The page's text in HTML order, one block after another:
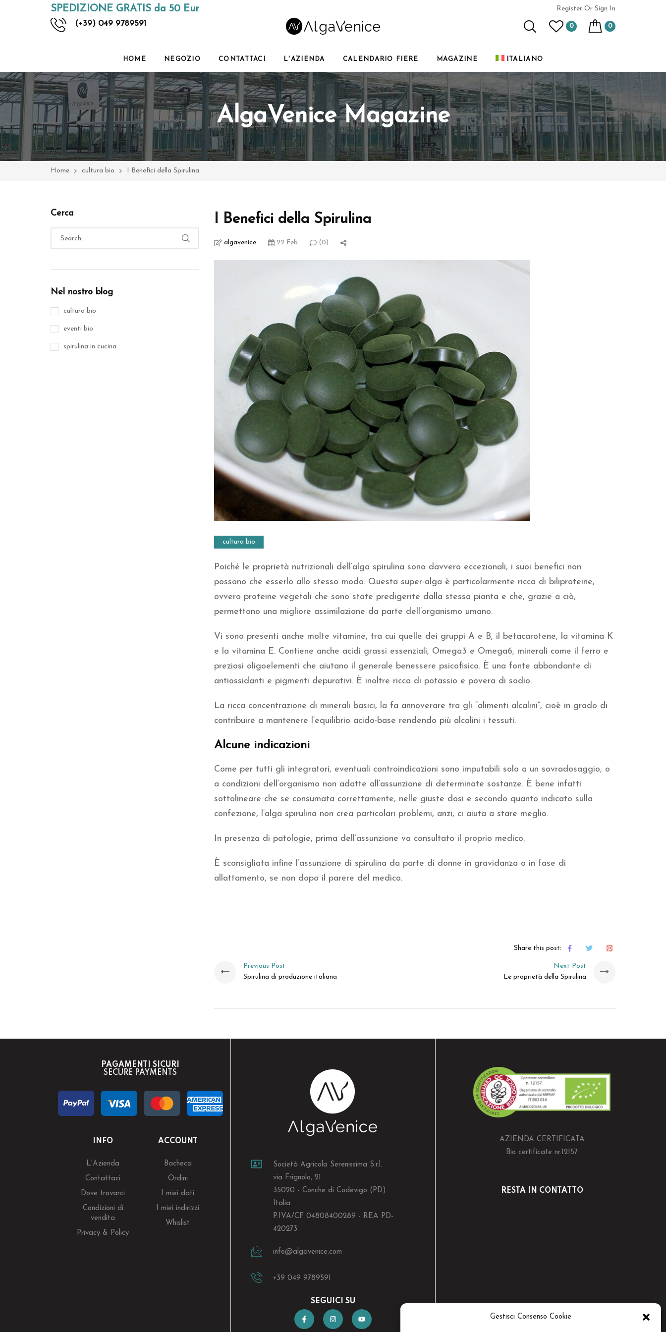
Gestisci Consenso Cookie
SPEDIZIONE GRATIS da 50 Eur Register Or Sign In
(+39) 049 9789591 0 0
HOME NEGOZIO CONTATTACI L'AZIENDA CALENDARIO FIERE MAGAZINE ITALIANO
AlgaVenice Magazine
Home cultura bio I Benefici della Spirulina
I Benefici della Spirulina
algavenice 22 Feb (0)
cultura bio
Poiché le proprietà nutrizionali dell’alga spirulina sono davvero eccezionali, i suoi benefici non
possono che esserlo allo stesso modo. Questa super-alga è particolarmente ricca di biliproteine,
ovvero proteine vegetali che sono state predigerite dalla stessa pianta e che, grazie a ciò,
permettono una migliore assimilazione da parte dell’organismo umano.
Vi sono presenti anche molte vitamine, tra cui quelle dei gruppi A e B, il betacarotene, la vitamina K
e la vitamina E. Contiene anche acidi grassi essenziali, Omega3 e Omega6, minerali come il ferro e
preziosi oligoelementi che aiutano il generale benessere psicofisico. È una fonte abbondante di
antiossidanti e pigmenti depurativi. È inoltre ricca di potassio e povera di sodio.
La ricca concentrazione di minerali basici, la fa annoverare tra gli “alimenti alcalini”, cioè in grado di
contribuire a mantenere l’equilibrio acido-base rendendo più alcalini i tessuti.
Alcune indicazioni
Come per tutti gli integratori, eventuali controindicazioni sono imputabili solo a un sovradosaggio, o
a condizioni dell’organismo non adatte all’assunzione di determinate sostanze. È bene infatti
sottolineare che se consumata correttamente, nelle giuste dosi e secondo quanto indicato sulla
confezione, l’alga spirulina non crea particolari problemi, anzi, ci aiuta a stare meglio.
In presenza di patologie, prima dell’assunzione va consultato il proprio medico.
È sconsigliata infine l’assunzione di spirulina da parte di donne in gravidanza o in fase di
allattamento, se non dopo il parere del medico.
Share this post:
Previous Post
Spirulina di produzione italiana
Next Post
Le proprietà della Spirulina
Cerca
Nel nostro blog
cultura bio
eventi bio
spirulina in cucina
PAGAMENTI SICURI
SECURE PAYMENTS
INFO
L'Azienda
Contattaci
Dove trovarci
Condizioni di
vendita
Privacy & Policy
ACCOUNT
Bacheca
Ordini
I miei dati
I miei indirizzi
Whislist
Società Agricola Serenissima S.r.l.
via Frignolo, 21
35020 - Conche di Codevigo (PD)
Italia
P.IVA/CF 04808400289 - REA PD-
420273
info@algavenice.com
+39 049 9789591
SEGUICI SU
AZIENDA CERTIFICATA
Bio certificate nr.12157
RESTA IN CONTATTO